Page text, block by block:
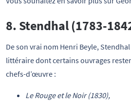
8. Stendhal (1783-
De son vrai nom Henri Beyle,
littéraire dont certains ouvrages
chefs-d’œuvre :
Le Rouge et le Noir (1830),